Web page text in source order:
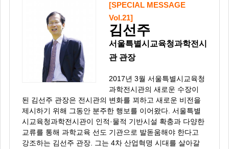
[SPECIAL MESSAGE
Vol.21]
김선주
서울특별시교육청과학전시
관 관장
2017년 3월 서울특별시교육청
과학전시관의 새로운 수장이
된 김선주 관장은 전시관의 변화를 꾀하고 새로운 비전을
제시하기 위해 그동안 분주한 행보를 이어왔다. 서울특별
시교육청과학전시관이 인적·물적 기반시설 확충과 다양한
교류를 통해 과학교육 선도 기관으로 발돋움해야 한다고
강조하는 김선주 관장. 그는 4차 산업혁명 시대를 살아갈